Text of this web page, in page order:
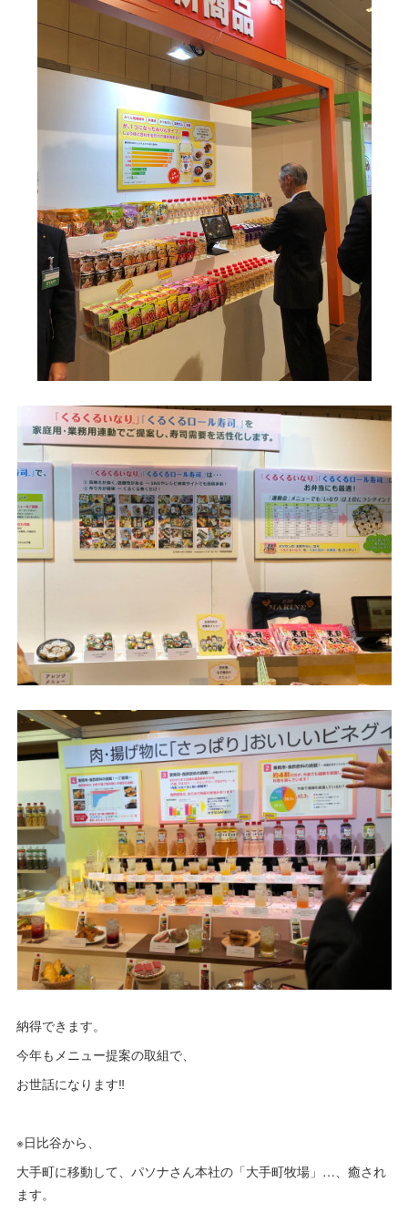
納得できます。
今年もメニュー提案の取組で、
お世話になります‼︎
※日比谷から、
大手町に移動して、パソナさん本社の「大手町牧場」…、癒され
ます。